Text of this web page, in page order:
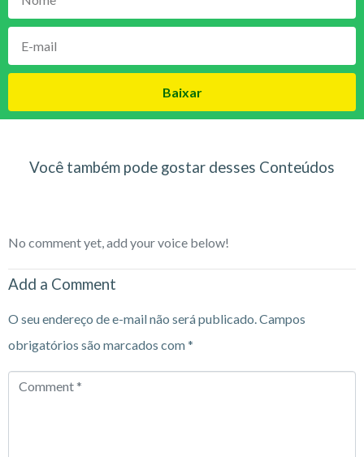
Baixar
Você também pode gostar desses Conteúdos
No comment yet, add your voice below!
Add a Comment
O seu endereço de e-mail não será publicado.Campos
obrigatórios são marcados com*
Comment